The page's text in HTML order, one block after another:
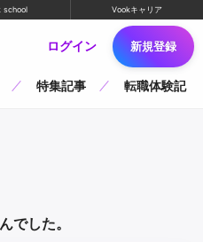
school Vookキャリア
ログイン 新規登録
特集記事 転職体験記
でした。